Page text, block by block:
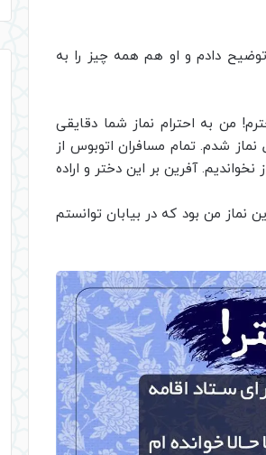
دادم و او هم همه چیز را به
من به احترام نماز شما دقایقی
شدم. تمام مسافران اتوبوس از
آفرین بر این دختر و اراده
نماز من بود که در بیابان توانستم